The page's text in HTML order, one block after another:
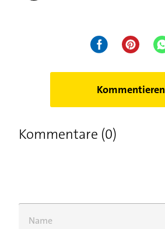
Kommentieren
Kommentare (0)
Name